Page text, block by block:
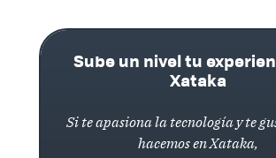
Sube un nivel tu
Xataka
Si te apasiona la tecnología y te
hacemos en Xataka,